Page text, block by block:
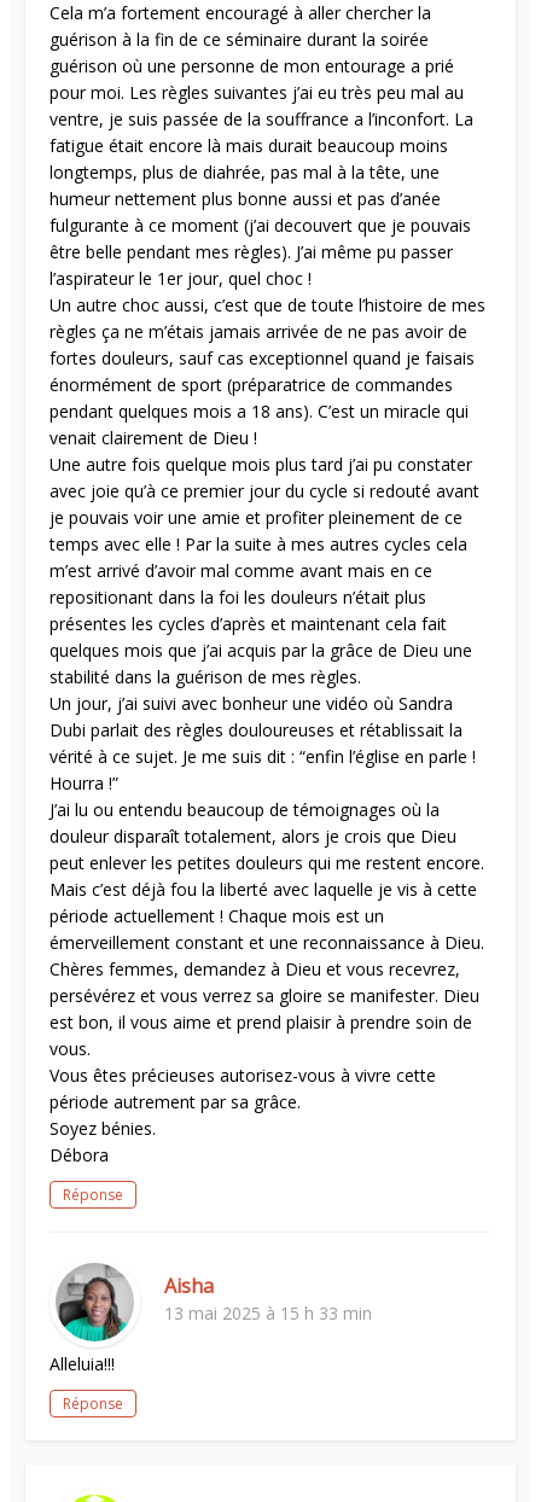
Cela m’a fortement encouragé à aller chercher la
guérison à la fin de ce séminaire durant la soirée
guérison où une personne de mon entourage a prié
pour moi. Les règles suivantes j’ai eu très peu mal au
ventre, je suis passée de la souffrance a l’inconfort. La
fatigue était encore là mais durait beaucoup moins
longtemps, plus de diahrée, pas mal à la tête, une
humeur nettement plus bonne aussi et pas d’anée
fulgurante à ce moment (j’ai decouvert que je pouvais
être belle pendant mes règles). J’ai même pu passer
l’aspirateur le 1er jour, quel choc !
Un autre choc aussi, c’est que de toute l’histoire de mes
règles ça ne m’étais jamais arrivée de ne pas avoir de
fortes douleurs, sauf cas exceptionnel quand je faisais
énormément de sport (préparatrice de commandes
pendant quelques mois a 18 ans). C’est un miracle qui
venait clairement de Dieu !
Une autre fois quelque mois plus tard j’ai pu constater
avec joie qu’à ce premier jour du cycle si redouté avant
je pouvais voir une amie et profiter pleinement de ce
temps avec elle ! Par la suite à mes autres cycles cela
m’est arrivé d’avoir mal comme avant mais en ce
repositionant dans la foi les douleurs n’était plus
présentes les cycles d’après et maintenant cela fait
quelques mois que j’ai acquis par la grâce de Dieu une
stabilité dans la guérison de mes règles.
Un jour, j’ai suivi avec bonheur une vidéo où Sandra
Dubi parlait des règles douloureuses et rétablissait la
vérité à ce sujet. Je me suis dit : “enfin l’église en parle !
Hourra !”
J’ai lu ou entendu beaucoup de témoignages où la
douleur disparaît totalement, alors je crois que Dieu
peut enlever les petites douleurs qui me restent encore.
Mais c’est déjà fou la liberté avec laquelle je vis à cette
période actuellement ! Chaque mois est un
émerveillement constant et une reconnaissance à Dieu.
Chères femmes, demandez à Dieu et vous recevrez,
persévérez et vous verrez sa gloire se manifester. Dieu
est bon, il vous aime et prend plaisir à prendre soin de
vous.
Vous êtes précieuses autorisez-vous à vivre cette
période autrement par sa grâce.
Soyez bénies.
Débora
Réponse
Aisha
13 mai 2025 à 15 h 33 min
Alleluia!!!
Réponse